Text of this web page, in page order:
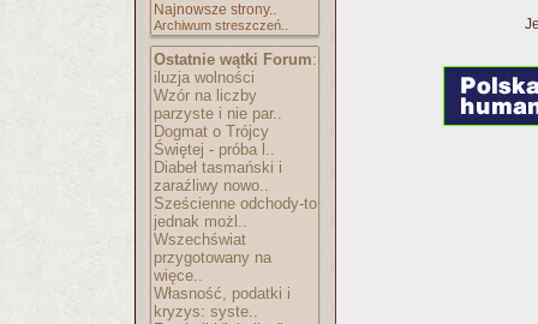
Najnowsze strony..
Archiwum streszczeń..
Ostatnie wątki Forum:
iluzja wolności
Wzór na liczby
parzyste i nie par..
Dogmat o Trójcy
Świętej - próba l..
Diabeł tasmański i
zaraźliwy nowo..
Sześcienne odchody-to
jednak możl..
Wszechświat
przygotowany na
więce..
Własność, podatki i
kryzys: syste..